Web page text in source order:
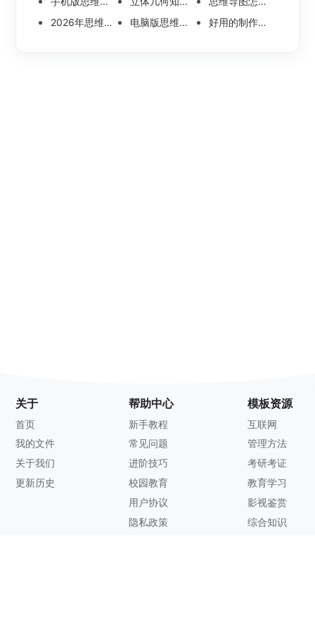
2026年思维导图软件哪个好 最新免费思维导图软件测评
电脑版思维导图软件哪个好？可离线编辑的思维导图工具盘点 好用的制作思维导图软件有哪些？五款高分思维导图工具盘点
关于
首页
我的文件
关于我们
更新历史
帮助中心
新手教程
常见问题
进阶技巧
校园教育
用户协议
隐私政策
模板资源
互联网
管理方法
考研考证
教育学习
影视鉴赏
综合知识